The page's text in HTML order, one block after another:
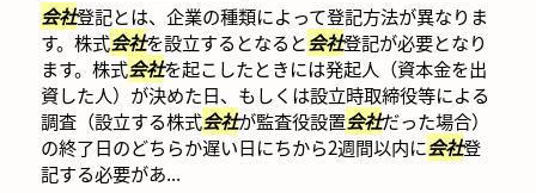
会社登記とは、企業の種類によって登記方法が異なりま
す。株式会社を設立するとなると会社登記が必要となり
ます。株式会社を起こしたときには発起人（資本金を出
資した人）が決めた日、もしくは設立時取締役等による
調査（設立する株式会社が監査役設置会社だった場合）
の終了日のどちらか遅い日にちから2週間以内に会社登
記する必要があ...